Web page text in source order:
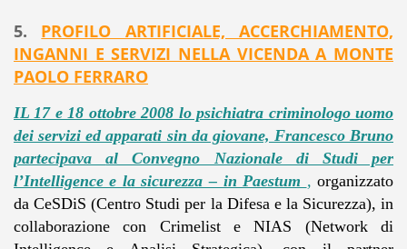
5. PROFILO ARTIFICIALE, ACCERCHIAMENTO,
INGANNI E SERVIZI NELLA VICENDA A MONTE
PAOLO FERRARO
IL 17 e 18 ottobre 2008 lo psichiatra criminologo uomo
dei servizi ed apparati sin da giovane, Francesco Bruno
partecipavaal Convegno Nazionale di Studi per
l’Intelligence e la sicurezza – in Paestum , organizzato
daCeSDiS (Centro Studi per la Difesa e la Sicurezza),in
collaborazione
con Crimelist e NIAS (Network di